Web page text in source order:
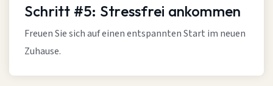
Schritt #5: Stressfrei ankommen
Freuen Sie sich auf einen entspannten Start im neuen
Zuhause.